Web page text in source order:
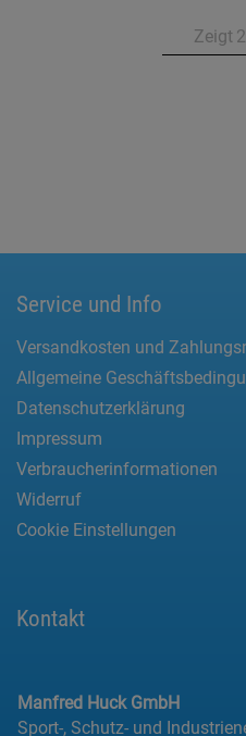
Zeigt 2
Service und Info
Versandkosten und
Allgemeine
Datenschutzerklärung
Impressum
Verbraucherinformationen
Widerruf
Cookie Einstellungen
Kontakt
Manfred Huck GmbH
Sport-, Schutz- und